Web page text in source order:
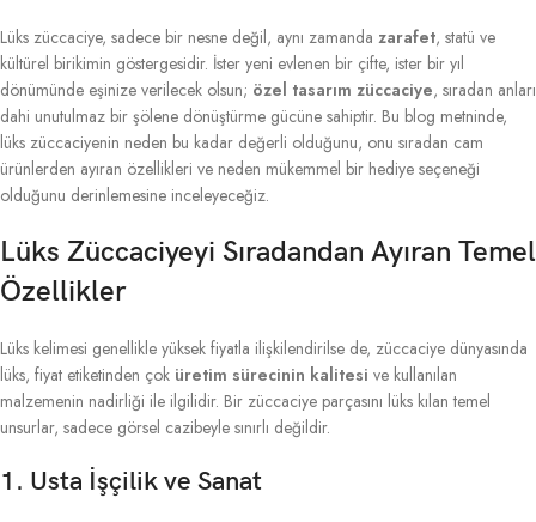
Lüks züccaciye, sadece bir nesne değil, aynı zamanda zarafet, statü ve
kültürel birikimin göstergesidir. İster yeni evlenen bir çifte, ister bir yıl
dönümünde eşinize verilecek olsun; özel tasarım züccaciye, sıradan anları
dahi unutulmaz bir şölene dönüştürme gücüne sahiptir. Bu blog metninde,
lüks züccaciyenin neden bu kadar değerli olduğunu, onu sıradan cam
ürünlerden ayıran özellikleri ve neden mükemmel bir hediye seçeneği
olduğunu derinlemesine inceleyeceğiz.
Lüks Züccaciyeyi Sıradandan Ayıran Temel
Özellikler
Lüks kelimesi genellikle yüksek fiyatla ilişkilendirilse de, züccaciye dünyasında
lüks, fiyat etiketinden çok üretim sürecinin kalitesi ve kullanılan
malzemenin nadirliği ile ilgilidir. Bir züccaciye parçasını lüks kılan temel
unsurlar, sadece görsel cazibeyle sınırlı değildir.
1. Usta İşçilik ve Sanat